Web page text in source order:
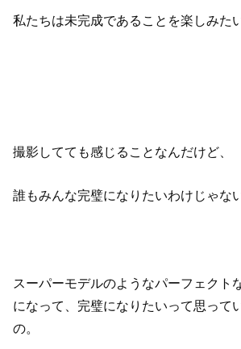
私たちは未完成であることを楽しみた
撮影してても感じることなんだけど、
誰もみんな完璧になりたいわけじゃな
スーパーモデルのようなパーフェクト
になって、完璧になりたいって思って
の。